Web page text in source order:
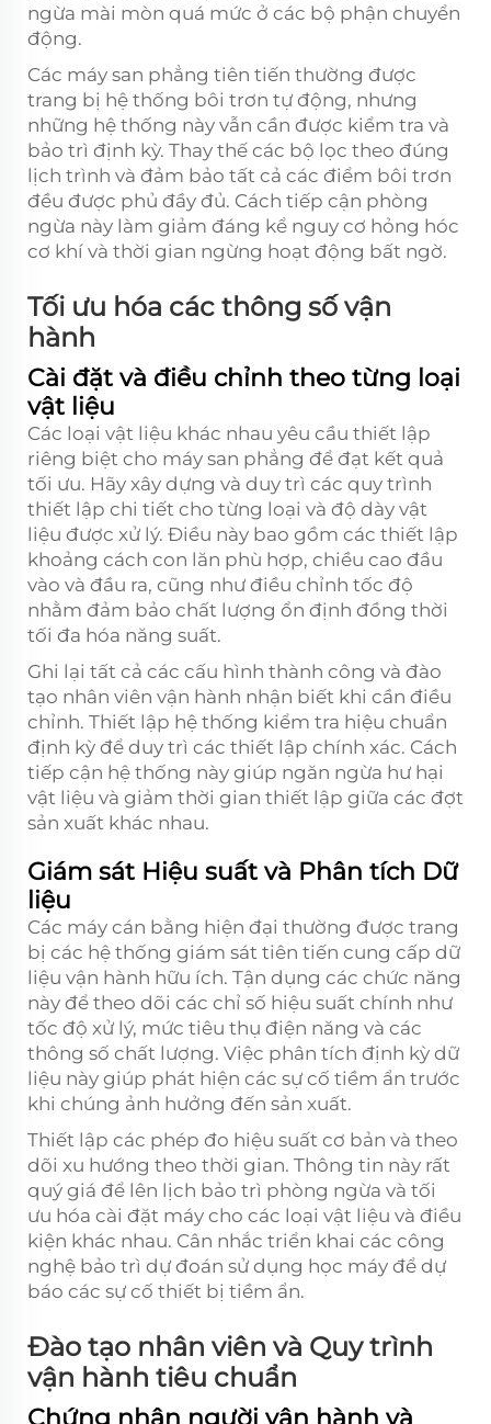
ngừa mài mòn quá mức ở các bộ phận chuyển
động.
Các máy san phẳng tiên tiến thường được
trang bị hệ thống bôi trơn tự động, nhưng
những hệ thống này vẫn cần được kiểm tra và
bảo trì định kỳ. Thay thế các bộ lọc theo đúng
lịch trình và đảm bảo tất cả các điểm bôi trơn
đều được phủ đầy đủ. Cách tiếp cận phòng
ngừa này làm giảm đáng kể nguy cơ hỏng hóc
cơ khí và thời gian ngừng hoạt động bất ngờ.
Tối ưu hóa các thông số vận
hành
Cài đặt và điều chỉnh theo từng loại
vật liệu
Các loại vật liệu khác nhau yêu cầu thiết lập
riêng biệt cho máy san phẳng để đạt kết quả
tối ưu. Hãy xây dựng và duy trì các quy trình
thiết lập chi tiết cho từng loại và độ dày vật
liệu được xử lý. Điều này bao gồm các thiết lập
khoảng cách con lăn phù hợp, chiều cao đầu
vào và đầu ra, cũng như điều chỉnh tốc độ
nhằm đảm bảo chất lượng ổn định đồng thời
tối đa hóa năng suất.
Ghi lại tất cả các cấu hình thành công và đào
tạo nhân viên vận hành nhận biết khi cần điều
chỉnh. Thiết lập hệ thống kiểm tra hiệu chuẩn
định kỳ để duy trì các thiết lập chính xác. Cách
tiếp cận hệ thống này giúp ngăn ngừa hư hại
vật liệu và giảm thời gian thiết lập giữa các đợt
sản xuất khác nhau.
Giám sát Hiệu suất và Phân tích Dữ
liệu
Các máy cán bằng hiện đại thường được trang
bị các hệ thống giám sát tiên tiến cung cấp dữ
liệu vận hành hữu ích. Tận dụng các chức năng
này để theo dõi các chỉ số hiệu suất chính như
tốc độ xử lý, mức tiêu thụ điện năng và các
thông số chất lượng. Việc phân tích định kỳ dữ
liệu này giúp phát hiện các sự cố tiềm ẩn trước
khi chúng ảnh hưởng đến sản xuất.
Thiết lập các phép đo hiệu suất cơ bản và theo
dõi xu hướng theo thời gian. Thông tin này rất
quý giá để lên lịch bảo trì phòng ngừa và tối
ưu hóa cài đặt máy cho các loại vật liệu và điều
kiện khác nhau. Cân nhắc triển khai các công
nghệ bảo trì dự đoán sử dụng học máy để dự
báo các sự cố thiết bị tiềm ẩn.
Đào tạo nhân viên và Quy trình
vận hành tiêu chuẩn
Chứng nhận người vận hành và